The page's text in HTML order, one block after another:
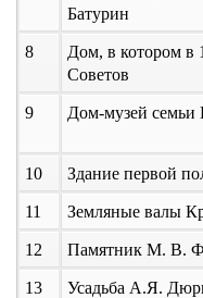
Батурин
8
Дом, в котором в
Советов
9 Дом-музей семьи
10 Здание первой
11 Земляные валы
12 Памятник М. В.
13 Усадьба А.Я.